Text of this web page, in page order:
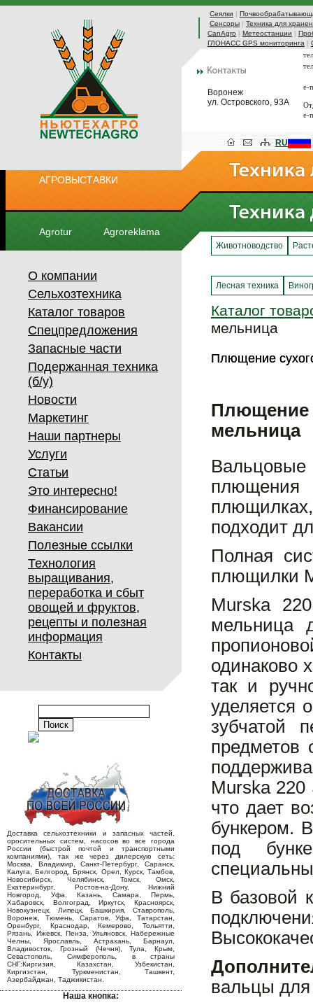
Сеялки |
Сенсоры | Техника для
CanAgro | Метеостанции |
ГЛОНАСС GPS мониторинга |
Воронеж
ул. Островского, 93А
e-
e-
АГРОВЫСТАВКИ
Agrotur Agroreklama
RU
О компании
Сельхозтехника
Каталог товаров
Спецпредложения
Запасные части
Подержанная техника
(б/у)
Новости
Маркетинг
Наши партнеры
Услуги
Статьи
Это интересно!
Финансирование
Вакансии
Полезные ссылки
Технология
выращивания,
переработка и сбыт
овощей и фруктов,
рецепты и полезная
информация
Контакты
Доставка сельхозтехники и запасных частей,
оросительных систем, насосов во все города
России (быстрой почтой и транспортными
компаниями), так же через дилерскую сеть:
Москва, Владимир, Санкт-Петербург, Саранск,
Калуга, Белгород, Брянск, Орел, Курск, Тамбов,
Новосибирск, Челябинск, Томск, Омск,
Екатеринбург, Ростов-на-Дону, Нижний
Новгород, Уфа, Казань, Самара, Пермь,
Хабаровск, Волгоград, Иркутск, Красноярск,
Новокузнецк, Липецк, Башкирия, Ставрополь,
Воронеж, Тюмень, Саратов, Уфа, Татарстан,
Оренбург, Краснодар, Кемерово, Тольятти,
Рязань, Ижевск, Пенза, Ульяновск, Набережные
Челны, Ярославль, Астрахань, Барнаул,
Владивосток, Грозный (Чечня), Тула, Крым,
Севастополь, Симферополь, в страны
СНГ:Киргизия, Казахстан, Узбекистан,
Киргизстан, Туркменистан, Ташкент,
Азербайджан, Таджикистан.
Наша кнопка:
Животноводство
Лесная техника
Каталог
мельница
Плющение
Плющение
Плющение
мельница
подходит
Полная
плющилки
Murska
мельница
одинаково
так и
уделяется
зубчатой
предметов
Murska 220
что дает
бункером.
под
В базовой
вальцы для